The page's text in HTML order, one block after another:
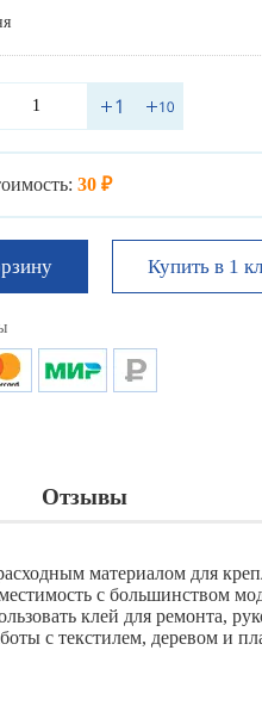
30 ₽
Купить в 1
Отзывы
материалом для
с большинством
клей для ремонта,
с текстилем, деревом и